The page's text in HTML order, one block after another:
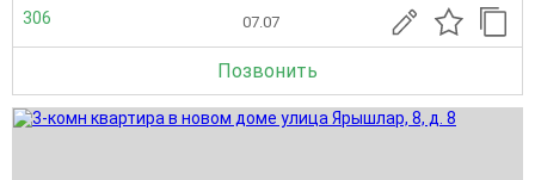
306 07.07
Позвонить